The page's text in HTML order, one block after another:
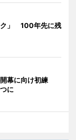
ク」 100年先に残
幕に向け初練
に